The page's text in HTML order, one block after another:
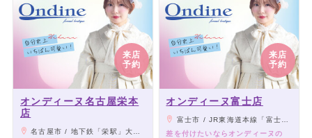
来店
予約
オンディーヌ名古屋栄本
店
名古屋市 / 地下鉄「栄駅」大同特殊鋼Phenixスクエア（旧クリスタル広場）7番（S7a）出口より徒歩3分
来店
予約
オンディーヌ富士店
富士市 / JR東海道本線「富士駅」より車7分 ※総合庁舎より徒歩2分
差を付けたいならオンディーヌの